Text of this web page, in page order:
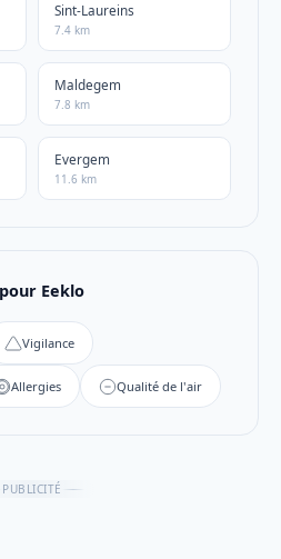
Sint-Laureins
7.4 km
Maldegem
7.8 km
Evergem
11.6 km
Eeklo
Vigilance
Allergies Qualité de l'air
PUBLICITÉ